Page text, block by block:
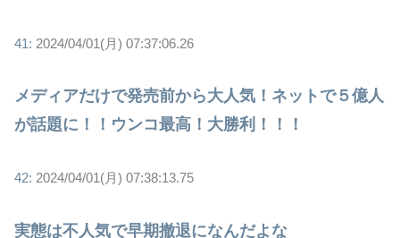
41: 2024/04/01(月) 07:37:06.26
メディアだけで発売前から大人気！ネットで５億人
が話題に！！ウンコ最高！大勝利！！！
42: 2024/04/01(月) 07:38:13.75
実態は不人気で早期撤退になんだよな